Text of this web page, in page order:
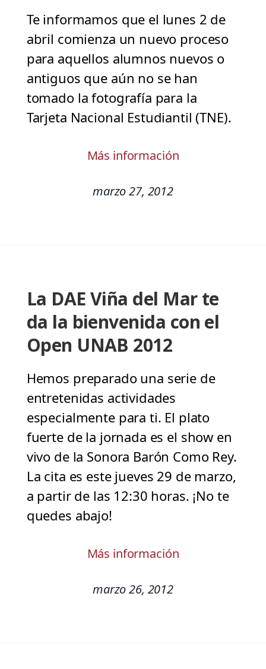
Te informamos que el lunes 2 de
abril comienza un nuevo proceso
para aquellos alumnos nuevos o
antiguos que aún no se han
tomado la fotografía para la
Tarjeta Nacional Estudiantil (TNE).
Más información
marzo 27, 2012
La DAE Viña del Mar te
da la bienvenida con el
Open UNAB 2012
Hemos preparado una serie de
entretenidas actividades
especialmente para ti. El plato
fuerte de la jornada es el show en
vivo de la Sonora Barón Como Rey.
La cita es este jueves 29 de marzo,
a partir de las 12:30 horas. ¡No te
quedes abajo!
Más información
marzo 26, 2012